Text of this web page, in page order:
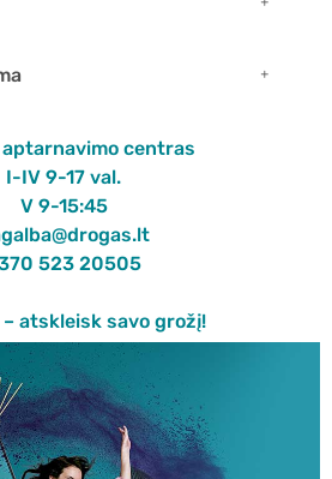
centras
I-IV 9-17 val.
V 9-15:45
523 20505
– atskleisk savo grožį!